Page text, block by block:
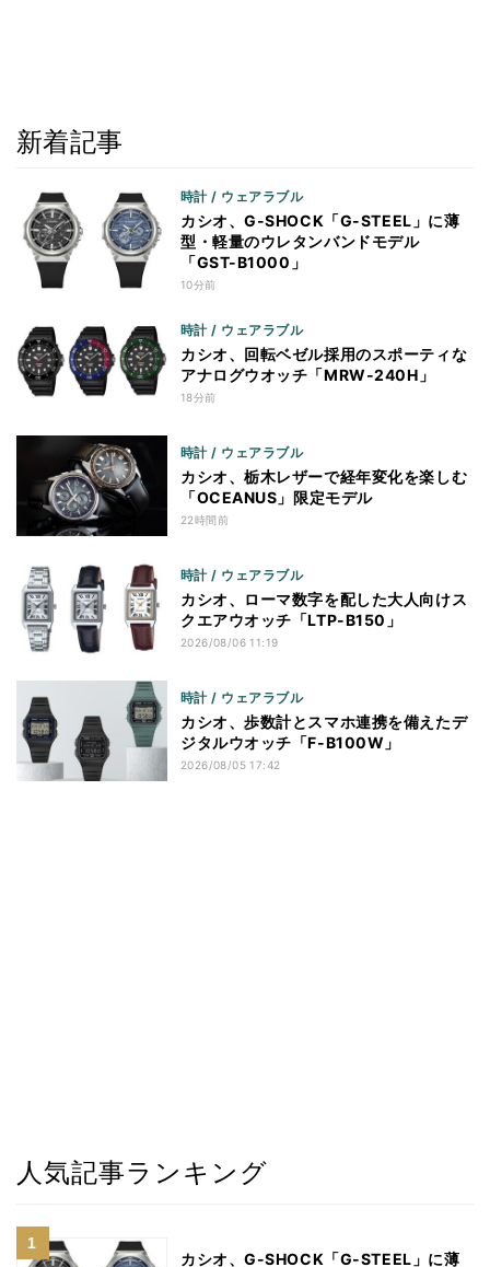
新着記事
時計 / ウェアラブル
カシオ、G-SHOCK「G-STEEL」に薄
型・軽量のウレタンバンドモデル
「GST-B1000」
10分前
時計 / ウェアラブル
カシオ、回転ベゼル採用のスポーティな
アナログウオッチ「MRW-240H」
18分前
時計 / ウェアラブル
カシオ、栃木レザーで経年変化を楽しむ
「OCEANUS」限定モデル
22時間前
時計 / ウェアラブル
カシオ、ローマ数字を配した大人向けス
クエアウオッチ「LTP-B150」
2026/08/06 11:19
時計 / ウェアラブル
カシオ、歩数計とスマホ連携を備えたデ
ジタルウオッチ「F-B100W」
2026/08/05 17:42
人気記事ランキング
カシオ、G-SHOCK「G-STEEL」に薄